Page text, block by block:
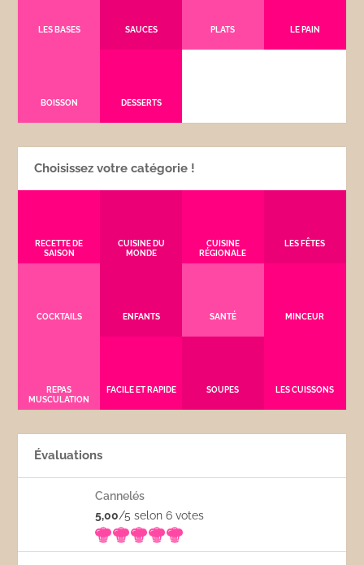
LES BASES SAUCES PLATS LE PAIN
BOISSON DESSERTS
Choisissez votre catégorie !
RECETTE DE
SAISON
CUISINE DU
MONDE
CUISINE
RÉGIONALE
LES FÊTES
COCKTAILS ENFANTS SANTÉ MINCEUR
REPAS
MUSCULATION
FACILE ET RAPIDE SOUPES LES CUISSONS
Évaluations
Cannelés
5,00/5 selon 6votes